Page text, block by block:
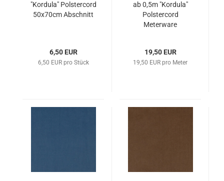
"Kordula" Polstercord
50x70cm Abschnitt
6,50 EUR
6,50 EUR pro Stück
ab 0,5m "Kordula"
Polstercord
Meterware
19,50 EUR
19,50 EUR pro Meter